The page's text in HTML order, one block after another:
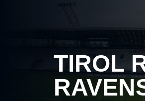
TIROL